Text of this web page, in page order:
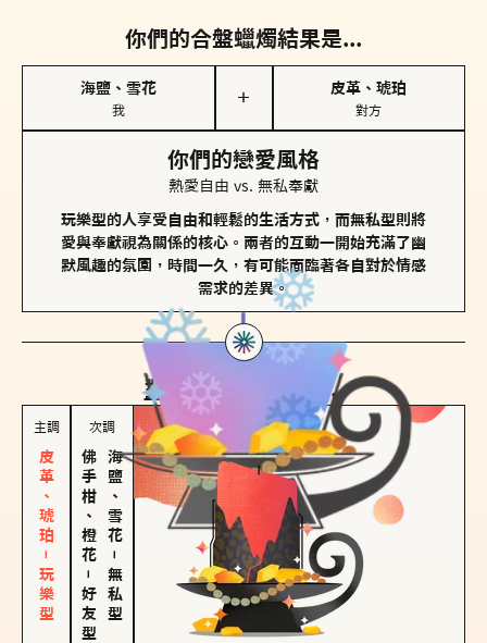
你們的合盤蠟燭結果是...
海鹽、雪花
我
＋
皮革、琥珀
對方
你們的戀愛風格
熱愛自由 vs. 無私奉獻
玩樂型的人享受自由和輕鬆的生活方式，而無私型則將
愛與奉獻視為關係的核心。兩者的互動一開始充滿了幽
默風趣的氛圍，時間一久，有可能面臨著各自對於情感
需求的差異。
對方的主調蠟燭是...
主調
皮革、琥珀－玩樂型
次調
佛手柑、橙花
－
好友型
海鹽、雪花
－
無私型